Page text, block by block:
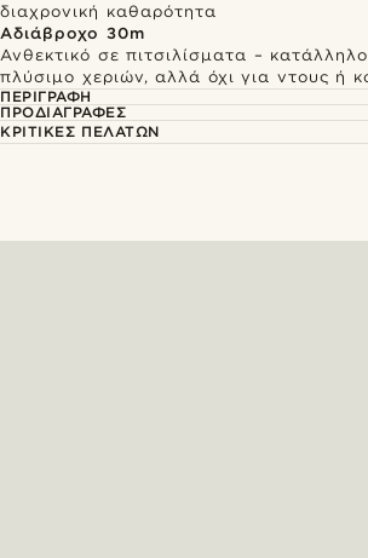
διαχρονική καθαρότητα
Αδιάβροχο 30m
Ανθεκτικό σε πιτσιλίσματα –
πλύσιμο χεριών, αλλά όχι για ντους ή
ΠΕΡΙΓΡΑΦΉ
ΠΡΟΔΙΑΓΡΑΦΈΣ
ΚΡΙΤΙΚΈΣ ΠΕΛΑΤΏΝ